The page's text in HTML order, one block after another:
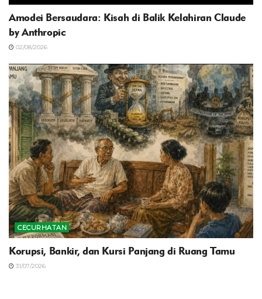
Amodei Bersaudara: Kisah di Balik Kelahiran Claude
by Anthropic
02/08/2026
CECURHATAN
Korupsi, Bankir, dan Kursi Panjang di Ruang Tamu
31/07/2026